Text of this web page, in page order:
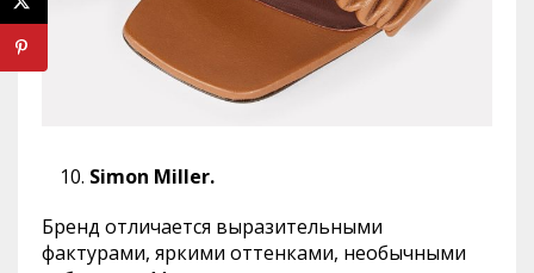
Simon Miller.
Бренд отличается выразительными
фактурами, яркими оттенками, необычными